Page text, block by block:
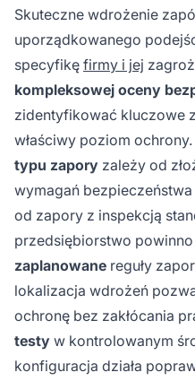
Skuteczne wdrożenie
uporządkowanego
specyfikę firmy i jej
kompleksowej oceny
zidentyfikować kluczowe
właściwy poziom ochrony.
typu zapory zależy od
wymagań bezpieczeństwa
od zapory z inspekcją
przedsiębiorstwo
zaplanowane reguły
lokalizacja wdrożeń
ochronę bez zakłócania
testy w kontrolowanym
konfiguracja działa